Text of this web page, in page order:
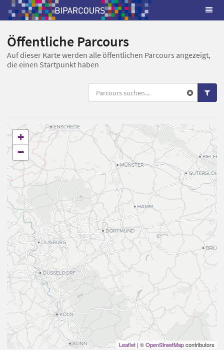
Öffentliche Parcours
Auf dieser Karte werden alle öffentlichen Parcours angezeigt,
die einen Startpunkt haben
+
−
Leaflet | ©OpenStreetMapcontributors